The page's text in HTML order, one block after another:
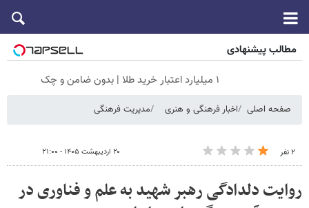
مطالب پیشنهادی
۱ میلیارد اعتبار خرید طلا | بدون ضامن و چک
صفحه اصلی اخبار فرهنگی و هنری مدیریت فرهنگی
۲ نفر ۲۰ اردیبهشت ۱۴۰۵ - ۲۱:۰۰
روایت دلدادگی رهبر شهید به علم و فناوری در